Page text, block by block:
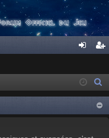
ne
xi
on
cri
pti
on